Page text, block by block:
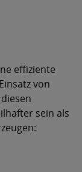
effiziente
von
sein als